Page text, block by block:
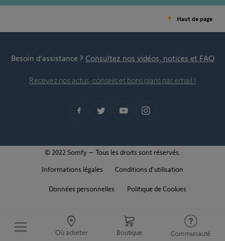
Où acheter Boutique Communauté
Haut de page
Besoin d’assistance ? Consultez nos vidéos, notices et FAQ
Recevez nos actus, conseils et bons plans par email !
© 2022 Somfy – Tous les droits sont réservés.
Informations légales
Conditions d'utilisation
Données personnelles Politique de Cookies